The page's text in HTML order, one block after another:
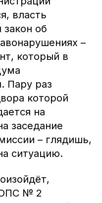
власть
об
–
который в
Пару раз
которой
на
заседание
– глядишь,
ситуацию.
ОПС № 2